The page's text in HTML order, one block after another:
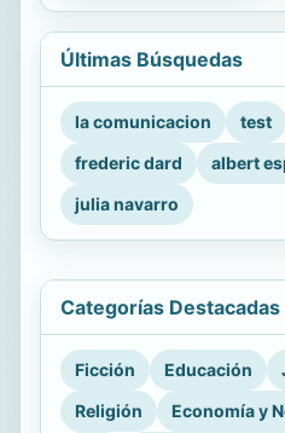
Últimas Búsquedas
la comunicacion test
frederic dard
albert
julia navarro
Categorías Destacadas
Ficción Educación
Religión
Economía y